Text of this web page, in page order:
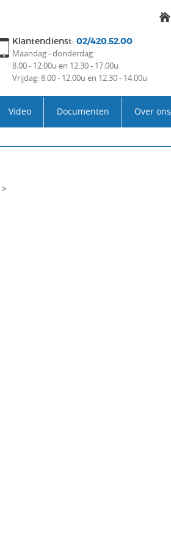
Klantendienst: 02/420.52.00
Maandag - donderdag:
8.00 - 12.00u en 12.30 - 17.00u
Vrijdag: 8.00 - 12.00u en 12.30 - 14.00u
Video Documenten Over ons
>